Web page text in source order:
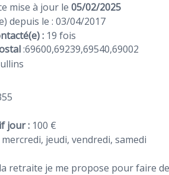
mise à jour le 05/02/2025
depuis le : 03/04/2017
: 19 fois
:69600,69239,69540,69002
jour :100 €
jeudi, vendredi, samedi
retraite je me propose pour faire